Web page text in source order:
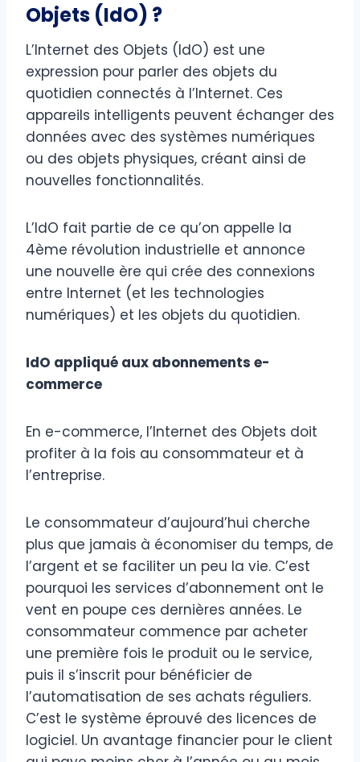
Objets (IdO) ?
L’Internet des Objets (IdO) est une
expression pour parler des objets du
quotidien connectés à l’Internet. Ces
appareils intelligents peuvent échanger des
données avec des systèmes numériques
ou des objets physiques, créant ainsi de
nouvelles fonctionnalités.
L’IdO fait partie de ce qu’on appelle la
4ème révolution industrielle et annonce
une nouvelle ère qui crée des connexions
entre Internet (et les technologies
numériques) et les objets du quotidien.
IdO appliqué aux abonnements e-
commerce
En e-commerce, l’Internet des Objets doit
profiter à la fois au consommateur et à
l’entreprise.
Le consommateur d’aujourd’hui cherche
plus que jamais à économiser du temps, de
l’argent et se faciliter un peu la vie. C’est
pourquoi les services d’abonnement ont le
vent en poupe ces dernières années. Le
consommateur commence par acheter
une première fois le produit ou le service,
puis il s’inscrit pour bénéficier de
l’automatisation de ses achats réguliers.
C’est le système éprouvé des licences de
logiciel. Un avantage financier pour le client